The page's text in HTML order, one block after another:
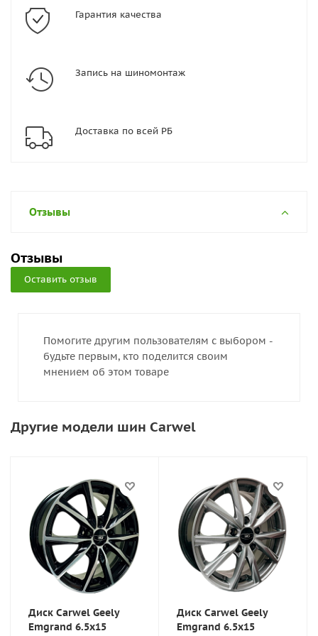
Гарантия качества
Запись на шиномонтаж
Доставка по всей РБ
Отзывы
Отзывы
Оставить отзыв
Помогите другим пользователям с выбором -
будьте первым, кто поделится своим
мнением об этом товаре
Другие модели шин Carwel
Диск Carwel Geely
Emgrand 6.5x15
Диск Carwel Geely
Emgrand 6.5x15